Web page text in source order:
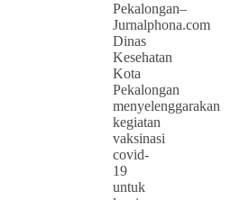
Pekalongan–
Jurnalphona.com
Dinas
Kesehatan
Kota
Pekalongan
menyelenggarakan
kegiatan
vaksinasi
covid-
19
untuk